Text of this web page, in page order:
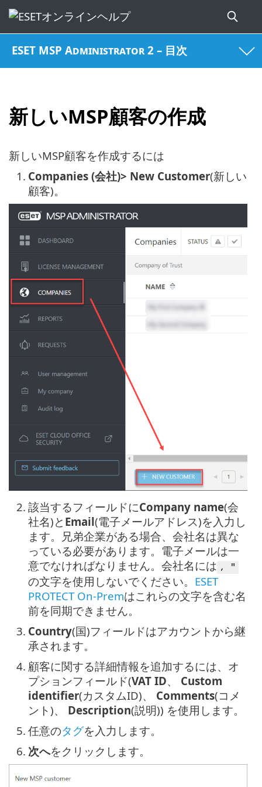
ESET MSP Administrator 2 – 目次
新しいMSP顧客の作成
新しいMSP顧客を作成するには
1. Companies (会社)> New Customer(新しい
顧客)。
2. 該当するフィールドにCompany name(会
社名)と Email(電子メールアドレス)を入力し
ます。兄弟企業がある場合、会社名は異な
っている必要があります。電子メールは一
意でなければなりません。会社名には , "
の文字を使用しないでください。 ESET
PROTECT On-Premはこれらの文字を含む名
前を同期できません。
3. Country(国)フィールドはアカウントから継
承されます。
4. 顧客に関する詳細情報を追加するには、オ
プションフィールド(VAT ID、 Custom
identifier(カスタムID)、 Comments(コメ
ント)、 Description(説明)) を使用します。
5. 任意のタグを入力します。
6. 次へをクリックします。